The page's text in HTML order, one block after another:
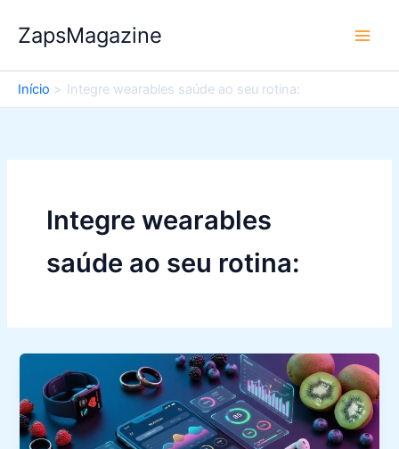
para
conteúdo
ZapsMagazine
Início Integre wearables saúde ao seu rotina:
Integre wearables
saúde ao seu rotina: